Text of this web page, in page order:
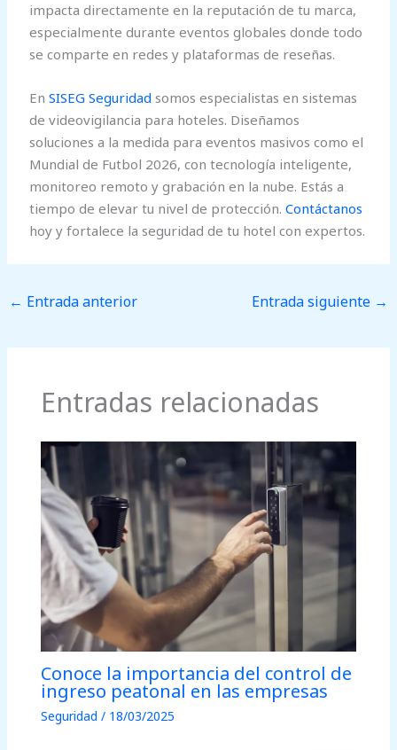
impacta directamente en la reputación de tu marca,
especialmente durante eventos globales donde todo
se comparte en redes y plataformas de reseñas.
EnSISEG Seguridad somos especialistas en sistemas
de videovigilancia para hoteles. Diseñamos
soluciones a la medida para eventos masivos como el
Mundial de Futbol 2026, con tecnología inteligente,
monitoreo remoto y grabación en la nube. Estás a
tiempo de elevar tu nivel de protección.Contáctanos
hoy y fortalece la seguridad de tu hotel con expertos.
← Entrada anterior Entrada siguiente →
Entradas relacionadas
Conoce la importancia del control de
ingreso peatonal en las empresas
Seguridad / 18/03/2025